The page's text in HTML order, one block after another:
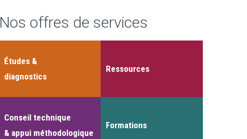
Nos offres de services
Études &
diagnostics
Ressources
Conseil technique
& appui méthodologique
Formations